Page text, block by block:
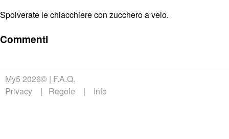
Spolverate le chiacchiere con zucchero a velo.
Commenti
My5 2026© F.A.Q.
Privacy
Regole Info